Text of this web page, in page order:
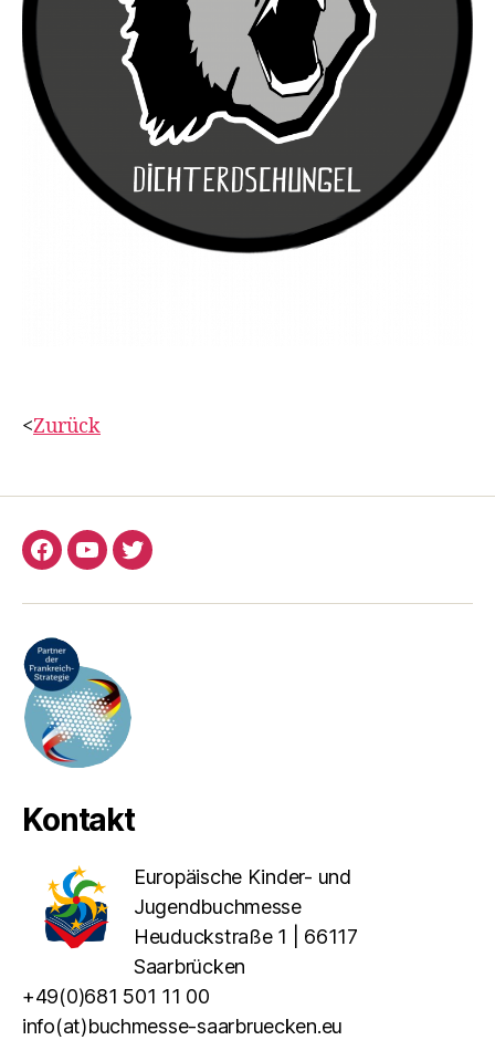
<Zurück
Facebook
YouTubeTwitter
Kontakt
Europäische Kinder- und
Jugendbuchmesse
Heuduckstraße 1 | 66117
Saarbrücken
+49(0)681 501 11 00
info(at)buchmesse-saarbruecken.eu